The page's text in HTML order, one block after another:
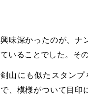
興味深かったのが、ナ
ていることでした。そ
剣山にも似たスタン
で、模様がついて目印